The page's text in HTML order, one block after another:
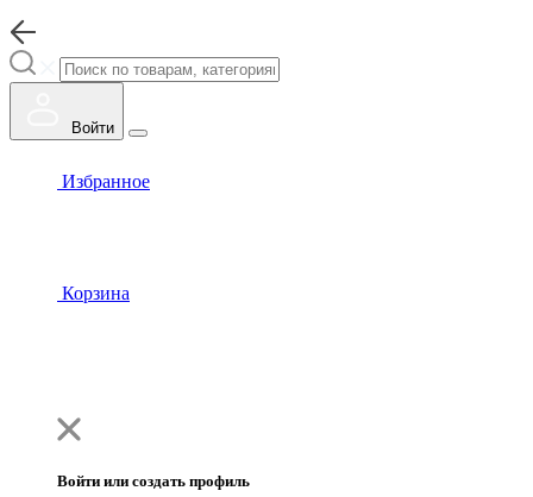
Войти
Избранное
Корзина
Войти или создать профиль